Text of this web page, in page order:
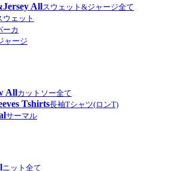
Allスウェット&ジャージ全て
ウェット
ーカ
ャージ
Allカットソー全て
Tshirts長袖Tシャツ(ロンT)
サーマル
ニット全て